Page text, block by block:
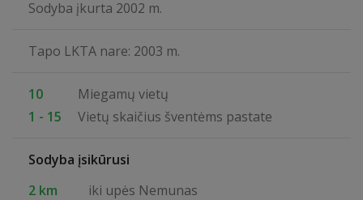
Sodyba įkurta 2002 m.
Tapo LKTA nare: 2003 m.
10
Miegamų vietų
1 - 15
Vietų skaičius šventėms pastate
Sodyba įsikūrusi
2 km
iki upės Nemunas